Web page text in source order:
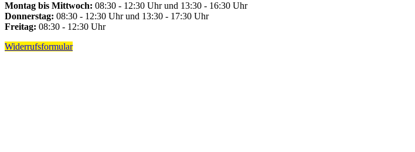
Montag bis Mittwoch: 08:30 - 12:30 Uhr und 13:30 - 16:30 Uhr
Donnerstag: 08:30 - 12:30 Uhr und 13:30 - 17:30 Uhr
Freitag: 08:30 - 12:30 Uhr
Widerrufsformular